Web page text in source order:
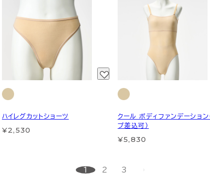
ハイレグカットショーツ
¥2,530
クール ボディファンデーション
プ差込可）
¥5,830
1 2 3